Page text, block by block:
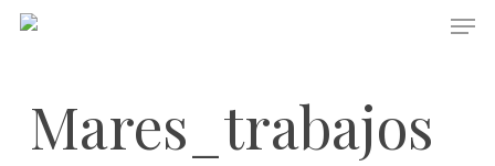
Skip
Mares_trabajos